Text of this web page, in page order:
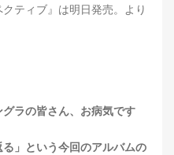
ティブ』は明日発売。より
ラの皆さん、お病気です
る」という今回のアルバムの